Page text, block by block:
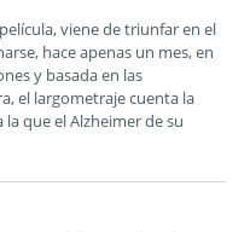
viene de triunfar en el
hace apenas un mes, en
y basada en las
el largometraje cuenta la
que el Alzheimer de su